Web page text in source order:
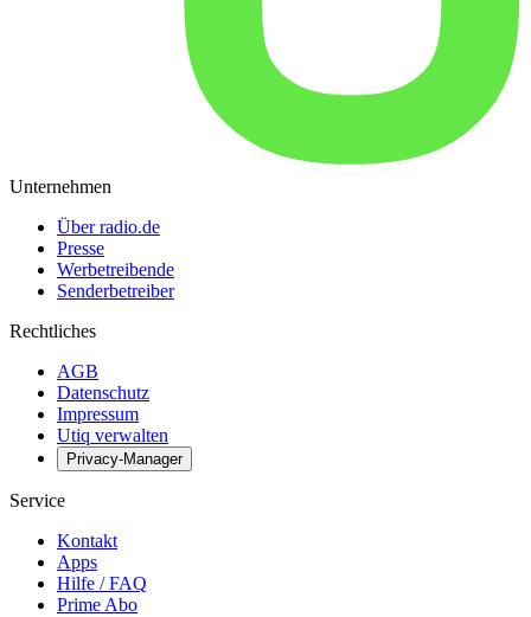
Unternehmen
Über radio.de
Presse
Werbetreibende
Senderbetreiber
Rechtliches
AGB
Datenschutz
Impressum
Utiq verwalten
Privacy-Manager
Service
Kontakt
Apps
Hilfe / FAQ
Prime Abo